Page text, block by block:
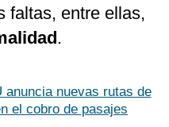
faltas, entre ellas,
.
anuncia nuevas rutas de
el cobro de pasajes